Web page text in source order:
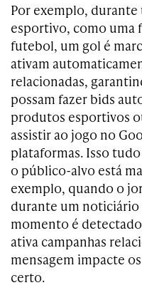
Por exemplo,
esportivo, como uma
futebol, um gol é
ativam
relacionadas,
possam fazer bids
produtos esportivos
assistir ao jogo no
plataformas. Isso
o público-alvo está
exemplo, quando o
durante um
momento é
ativa campanhas
mensagem impacte
certo.